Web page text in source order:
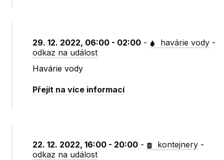
29. 12. 2022, 06:00 - 02:00 - havárie vody -
odkaz na událost
Havárie vody
Přejít na více informací
22. 12. 2022, 16:00 - 20:00 - kontejnery -
odkaz na událost